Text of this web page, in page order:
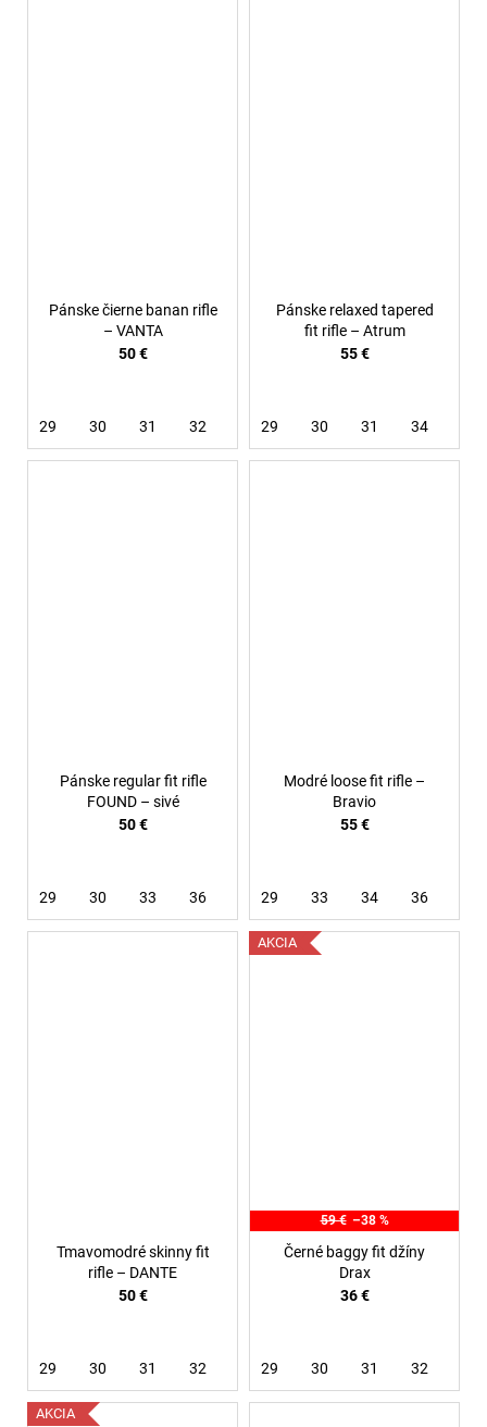
Pánske čierne banan rifle
– VANTA
50 €
29 30 31 32
Pánske relaxed tapered
fit rifle – Atrum
55 €
29 30 31 34
Pánske regular fit rifle
FOUND – sivé
50 €
29 30 33 36
Modré loose fit rifle –
Bravio
55 €
29 33 34 36
Tmavomodré skinny fit
rifle – DANTE
50 €
29 30 31 32
AKCIA
59 € –38 %
Černé baggy fit džíny
Drax
36 €
29 30 31 32
AKCIA